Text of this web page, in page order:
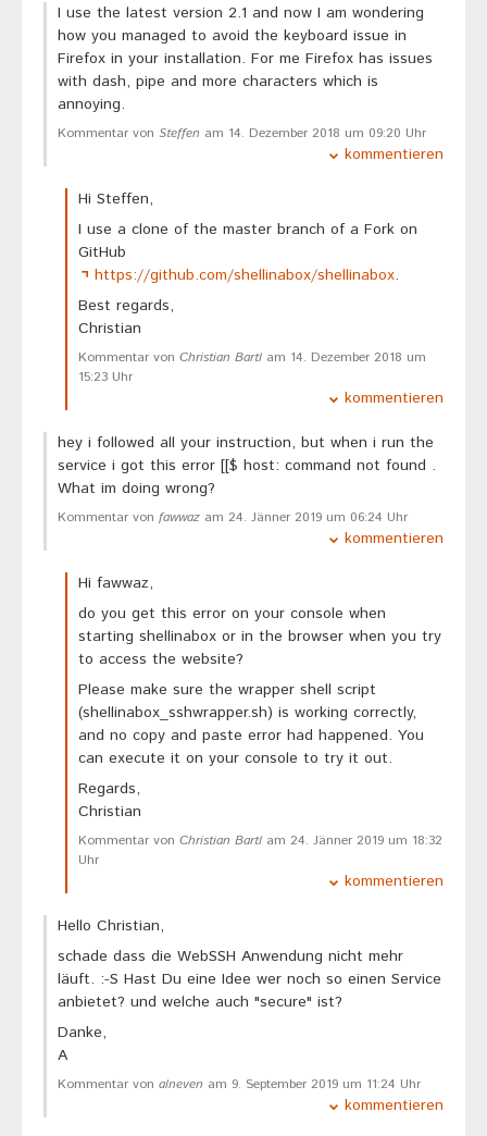
I use the latest version 2.1 and now I am wondering
how you managed to avoid the keyboard issue in
Firefox in your installation. For me Firefox has issues
with dash, pipe and more characters which is
annoying.
Kommentar von Steffen am 14. Dezember 2018 um 09:20 Uhr
kommentieren
Hi Steffen,
I use a clone of the master branch of a Fork on
GitHub
https://github.com/shellinabox/shellinabox.
Best regards,
Christian
Kommentar von Christian Bartl am 14. Dezember 2018 um
15:23 Uhr
kommentieren
hey i followed all your instruction, but when i run the
service i got this error [[$ host: command not found .
What im doing wrong?
Kommentar von fawwaz am 24. Jänner 2019 um 06:24 Uhr
kommentieren
Hi fawwaz,
do you get this error on your console when
starting shellinabox or in the browser when you try
to access the website?
Please make sure the wrapper shell script
(shellinabox_sshwrapper.sh) is working correctly,
and no copy and paste error had happened. You
can execute it on your console to try it out.
Regards,
Christian
Kommentar von Christian Bartl am 24. Jänner 2019 um 18:32
Uhr
kommentieren
Hello Christian,
schade dass die WebSSH Anwendung nicht mehr
läuft. :-S Hast Du eine Idee wer noch so einen Service
anbietet? und welche auch "secure" ist?
Danke,
A
Kommentar von alneven am 9. September 2019 um 11:24 Uhr
kommentieren